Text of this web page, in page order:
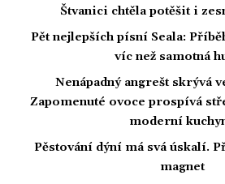
Štvanici chtěla potěšit i
Pět nejlepších písní Seala:
víc než samotná
Nenápadný angrešt skrývá
Zapomenuté ovoce prospívá
moderní
Pěstování dýní má svá úskalí.
magnet